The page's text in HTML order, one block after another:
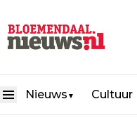
Nieuws ▼ Cultuur